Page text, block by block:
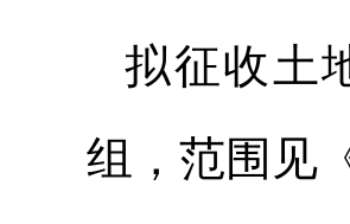
拟征收土
组，范围见